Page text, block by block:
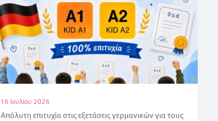
16 Ιουλίου 2026
Απόλυτη επιτυχία στις εξετάσεις γερμανικών για τους